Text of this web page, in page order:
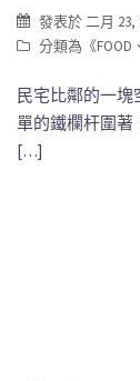
發表於二月 23,
分類為《FOOD 、
民宅比鄰的一塊
單的鐵欄杆圍
[…]